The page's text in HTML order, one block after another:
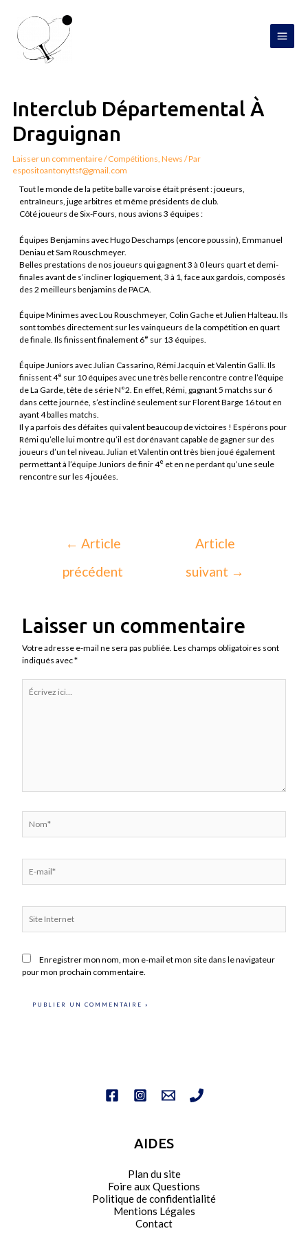
contenu
Interclub Départemental À
Draguignan
Laisser un commentaire/Compétitions,News / Par
espositoantonyttsf@gmail.com
Tout le monde de la petite balle varoise était présent : joueurs,
entraîneurs, juge arbitres et même présidents de club.
Côté joueurs de Six-Fours, nous avions 3 équipes :
Équipes Benjamins avec Hugo Deschamps (encore poussin), Emmanuel
Deniau et Sam Rouschmeyer.
Belles prestations de nos joueurs qui gagnent 3 à 0 leurs quart et demi-
finales avant de s’incliner logiquement, 3 à 1, face aux gardois, composés
des 2 meilleurs benjamins de PACA.
Équipe Minimes avec Lou Rouschmeyer, Colin Gache et Julien Halteau. Ils
sont tombés directement sur les vainqueurs de la compétition en quart
de finale. Ils finissent finalement 6e sur 13 équipes.
Équipe Juniors avec Julian Cassarino, Rémi Jacquin et Valentin Galli. Ils
finissent 4e sur 10 équipes avec une très belle rencontre contre l’équipe
de La Garde, tête de série N°2. En effet, Rémi, gagnant 5 matchs sur 6
dans cette journée, s’est incliné seulement sur Florent Barge 16 tout en
ayant 4 balles matchs.
Il y a parfois des défaites qui valent beaucoup de victoires ! Espérons pour
Rémi qu’elle lui montre qu’il est dorénavant capable de gagner sur des
joueurs d’un tel niveau. Julian et Valentin ont très bien joué également
permettant à l’équipe Juniors de finir 4e et en ne perdant qu’une seule
rencontre sur les 4 jouées.
l’article
← Article
précédent
Article
suivant →
Laisser un commentaire
Votre adresse e-mail ne sera pas publiée. Les champs obligatoires sont
indiqués avec*
ici…
mail*
Internet
Enregistrer mon nom, mon e-mail et mon site dans le navigateur
pour mon prochain commentaire.
AIDES
Plan du site
Foire aux Questions
Politique de confidentialité
Mentions Légales
Contact